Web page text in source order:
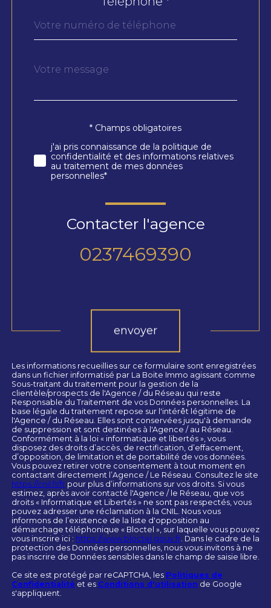
Fieldset
défaut
Message
Validation* Champs obligatoires
j'ai pris connaissance de la politique de
confidentialité et des informations relatives
au traitement de mes données
personnelles*
Contacter l'agence
0237469390
envoyer
Les informations recueillies sur ce formulaire sont enregistrées
dans un fichier informatisé par La Boite Immo agissant comme
Sous-traitant du traitement pour la gestion de la
clientèle/prospects de l'Agence / du Réseau qui reste
Responsable du Traitement de vos Données personnelles. La
base légale du traitement repose sur l'intérêt légitime de
l'Agence / du Réseau. Elles sont conservées jusqu'à demande
de suppression et sont destinées à l'Agence / au Réseau.
Conformément à la loi « informatique et libertés », vous
disposez des droits d’accès, de rectification, d’effacement,
d’opposition, de limitation et de portabilité de vos données.
Vous pouvez retirer votre consentement à tout moment en
contactant directement l’Agence / Le Réseau. Consultez le site
https://cnil.fr/fr pour plus d’informations sur vos droits. Si vous
estimez, après avoir contacté l'Agence / le Réseau, que vos
droits « Informatique et Libertés » ne sont pas respectés, vous
pouvez adresser une réclamation à la CNIL. Nous vous
informons de l’existence de la liste d'opposition au
démarchage téléphonique « Bloctel », sur laquelle vous pouvez
vous inscrire ici : https://www.bloctel.gouv.fr. Dans le cadre de la
protection des Données personnelles, nous vous invitons à ne
pas inscrire de Données sensibles dans le champ de saisie libre.
Ce site est protégé par reCAPTCHA, les Politiques de
Confidentialité et es Conditions d'utilisation de Google
s'appliquent.